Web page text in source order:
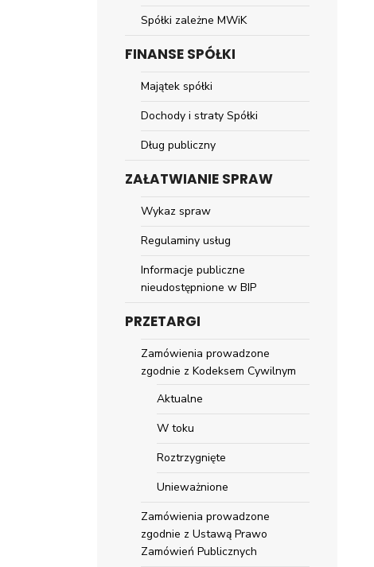
Spółki zależne MWiK
FINANSE SPÓŁKI
Majątek spółki
Dochody i straty Spółki
Dług publiczny
ZAŁATWIANIE SPRAW
Wykaz spraw
Regulaminy usług
Informacje publiczne
nieudostępnione w BIP
PRZETARGI
Zamówienia prowadzone
zgodnie z Kodeksem Cywilnym
Aktualne
W toku
Roztrzygnięte
Unieważnione
Zamówienia prowadzone
zgodnie z Ustawą Prawo
Zamówień Publicznych